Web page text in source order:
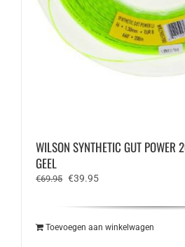
WILSON SYNTHETIC GUT
GEEL
€69.95 Oorspronkelijke
was:
€39.95Huidige
is:
€39.95.
Toevoegen aan winkelwagen